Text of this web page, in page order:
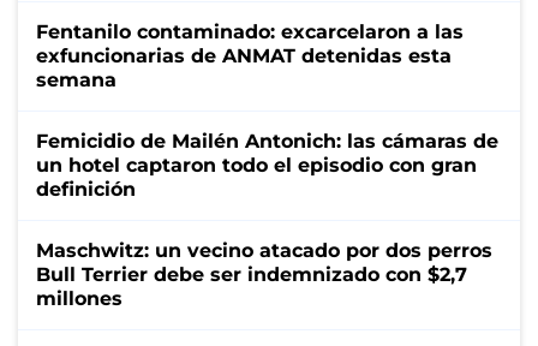
Fentanilo contaminado: excarcelaron a las
exfuncionarias de ANMAT detenidas esta
semana
Femicidio de Mailén Antonich: las cámaras de
un hotel captaron todo el episodio con gran
definición
Maschwitz: un vecino atacado por dos perros
Bull Terrier debe ser indemnizado con $2,7
millones